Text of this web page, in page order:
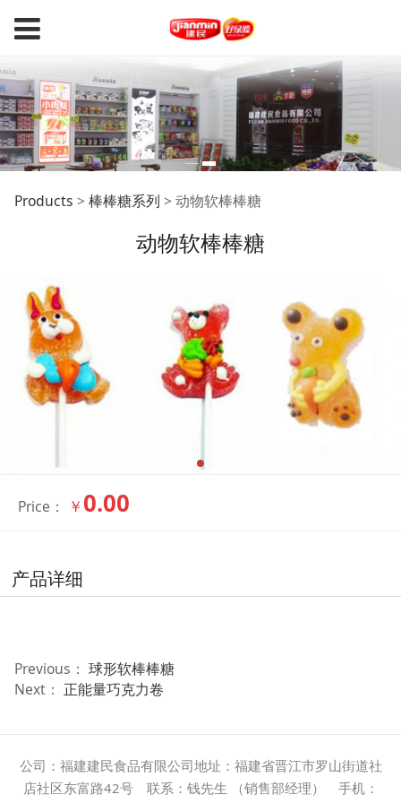
动物软棒棒糖
Products > 棒棒糖系列 > 动物软棒棒糖
动物软棒棒糖
Price： ￥ 0.00
产品详细
Previous： 球形软棒棒糖
Next： 正能量巧克力卷
公司：福建建民食品有限公司地址：福建省晋江市罗山街道社
店社区东富路42号 联系：钱先生 （销售部经理） 手机：